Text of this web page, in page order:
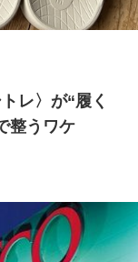
レ〉が“履く
整うワケ